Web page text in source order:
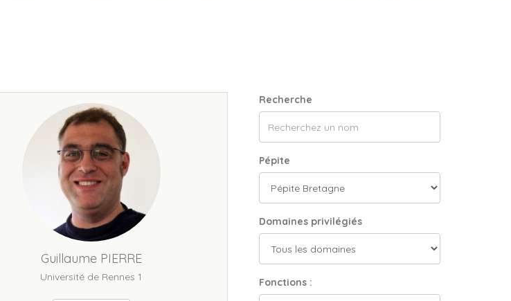
Guillaume PIERRE
Université de Rennes 1
Recherche
Pépite
Domaines privilégiés
Fonctions :